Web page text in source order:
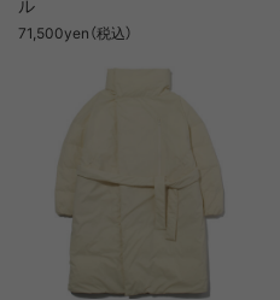
ル
71,500yen（税込）